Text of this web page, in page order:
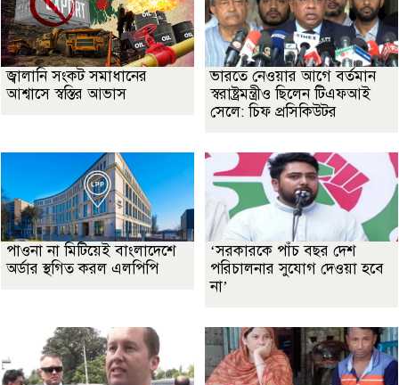
জ্বালানি সংকট সমাধানের
আশ্বাসে স্বস্তির আভাস
ভারতে নেওয়ার আগে বর্তমান
স্বরাষ্ট্রমন্ত্রীও ছিলেন টিএফআই
সেলে: চিফ প্রসিকিউটর
পাওনা না মিটিয়েই বাংলাদেশে
অর্ডার স্থগিত করল এলপিপি
‘সরকারকে পাঁচ বছর দেশ
পরিচালনার সুযোগ দেওয়া হবে
না’